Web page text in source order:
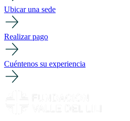
Ubicar una sede
Realizar pago
Cuéntenos su experiencia